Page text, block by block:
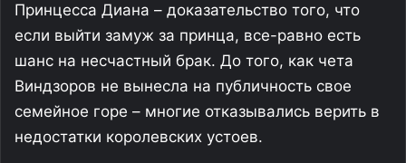
Принцесса Диана – доказательство того, что
если выйти замуж за принца, все-равно есть
шанс на несчастный брак. До того, как чета
Виндзоров не вынесла на публичность свое
семейное горе – многие отказывались верить в
недостатки королевских устоев.